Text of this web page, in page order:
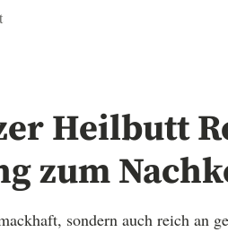
Heilbutt
zum
sondern auch reich an